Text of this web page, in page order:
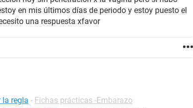
en mis últimos días de periodo y estoy puesto el
una respuesta xfavor
la regla - Fichas prácticas -Embarazo